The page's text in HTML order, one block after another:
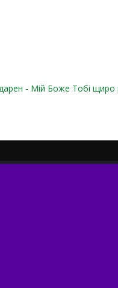
- Мій Боже Тобі щиро